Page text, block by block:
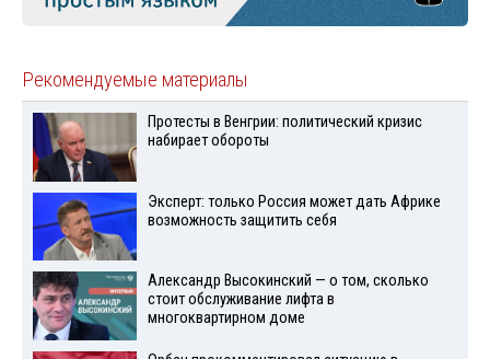
Рекомендуемые материалы
Протесты в Венгрии: политический кризис
набирает обороты
Эксперт: только Россия может дать Африке
возможность защитить себя
Александр Высокинский — о том, сколько
стоит обслуживание лифта в
многоквартирном доме